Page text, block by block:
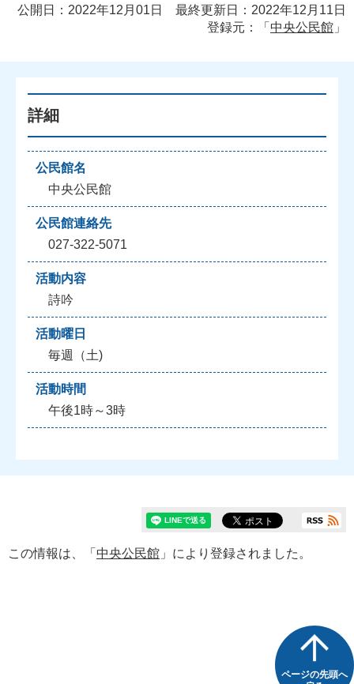
公開日：2022年12月01日 最終更新日：2022年12月11日
登録元：「 中央公民館 」
詳細
公民館名
中央公民館
公民館連絡先
027-322-5071
活動内容
詩吟
活動曜日
毎週（土)
活動時間
午後1時～3時
この情報は、「 中央公民館 」により登録されました。
ページの先頭へ